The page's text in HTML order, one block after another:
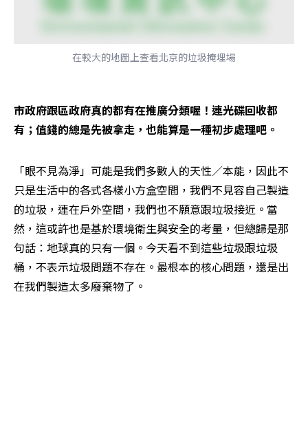
在較大的地圖上查看北京的垃圾掩埋場
市政府跟區政府真的都有在推廣分類喔！連光碟回收都
有；值錢的總是先被拿走，也能算是一種初步處理吧。
「眼不見為淨」可能是我們多數人的天性／本能，因此不
只是生活中的各式各樣小方盒空間，我們不見容自己製造
的垃圾，連在戶外空間，我們也不願意跟垃圾接近。當
然，這或許也是基於環境衛生與安全的考量，但總歸是那
句話：地球真的只有一個。今天看不到這些垃圾跟垃圾
桶，不表示垃圾問題不存在。最根本的核心問題，還是出
在我們製造太多廢棄物了。